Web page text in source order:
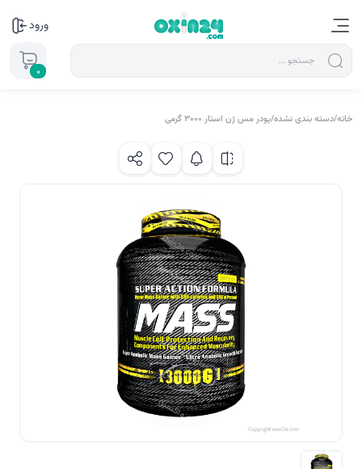
ورود
0
خانه/دسته بندی نشده/پودر مس ژن استار 3000 گرمی